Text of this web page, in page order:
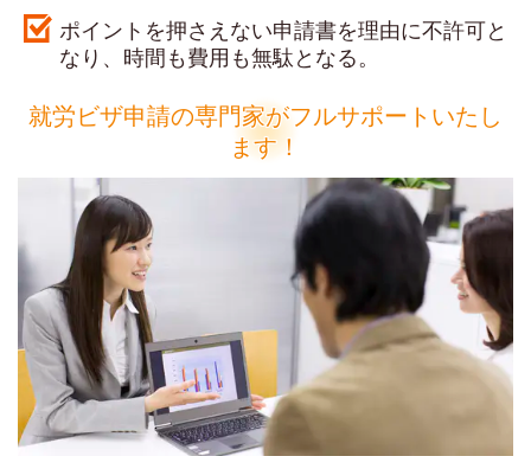
ポイントを押さえない申請書を理由に不許可と
なり、時間も費用も無駄となる。
就労ビザ申請の専門家がフルサポートいたし
ます！